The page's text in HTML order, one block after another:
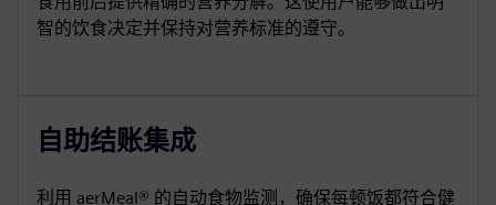
智的饮食决定并保持对营养标准的遵守。
自助结账集成
利用 aerMeal® 的自动食物监测，确保每顿饭都符合健